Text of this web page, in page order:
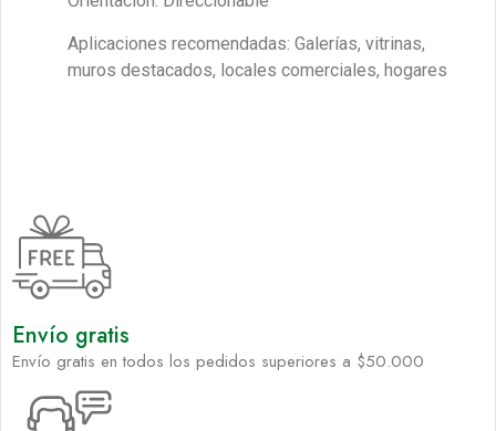
Aplicaciones recomendadas: Galerías, vitrinas,
muros destacados, locales comerciales, hogares
Envío gratis
Envío gratis en todos los pedidos superiores a $50.000